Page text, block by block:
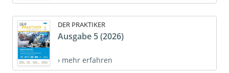
DER PRAKTIKER
Ausgabe 5 (2026)
› mehr erfahren